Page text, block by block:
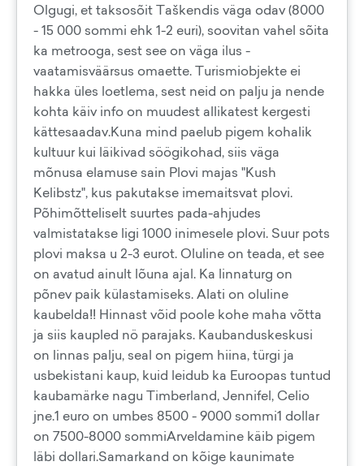
Olgugi, et taksosõit Taškendis väga odav (8000
- 15 000 sommi ehk 1-2 euri), soovitan vahel sõita
ka metrooga, sest see on väga ilus -
vaatamisväärsus omaette. Turismiobjekte ei
hakka üles loetlema, sest neid on palju ja nende
kohta käiv info on muudest allikatest kergesti
kättesaadav.Kuna mind paelub pigem kohalik
kultuur kui läikivad söögikohad, siis väga
mõnusa elamuse sain Plovi majas "Kush
Kelibstz", kus pakutakse imemaitsvat plovi.
Põhimõtteliselt suurtes pada-ahjudes
valmistatakse ligi 1000 inimesele plovi. Suur pots
plovi maksa u 2-3 eurot. Oluline on teada, et see
on avatud ainult lõuna ajal. Ka linnaturg on
põnev paik külastamiseks. Alati on oluline
kaubelda!! Hinnast võid poole kohe maha võtta
ja siis kaupled nö parajaks. Kaubanduskeskusi
on linnas palju, seal on pigem hiina, türgi ja
usbekistani kaup, kuid leidub ka Euroopas tuntud
kaubamärke nagu Timberland, Jennifel, Celio
jne.1 euro on umbes 8500 - 9000 sommi1 dollar
on 7500-8000 sommiArveldamine käib pigem
läbi dollari.Samarkand on kõige kaunimate